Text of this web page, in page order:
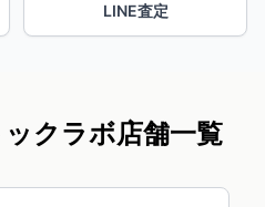
LINE査定
クラボ店舗一覧